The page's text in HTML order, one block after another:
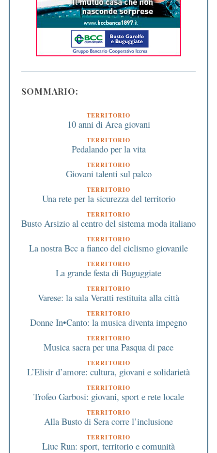
SOMMARIO:
TERRITORIO
10 anni di Area giovani
TERRITORIO
Pedalando per la vita
TERRITORIO
Giovani talenti sul palco
TERRITORIO
Una rete per la sicurezza del territorio
TERRITORIO
Busto Arsizio al centro del sistema moda italiano
TERRITORIO
La nostra Bcc a fianco del ciclismo giovanile
TERRITORIO
La grande festa di Buguggiate
TERRITORIO
Varese: la sala Veratti restituita alla città
TERRITORIO
Donne In•Canto: la musica diventa impegno
TERRITORIO
Musica sacra per una Pasqua di pace
TERRITORIO
L’Elisir d’amore: cultura, giovani e solidarietà
TERRITORIO
Trofeo Garbosi: giovani, sport e rete locale
TERRITORIO
Alla Busto di Sera corre l’inclusione
TERRITORIO
Liuc Run: sport, territorio e comunità